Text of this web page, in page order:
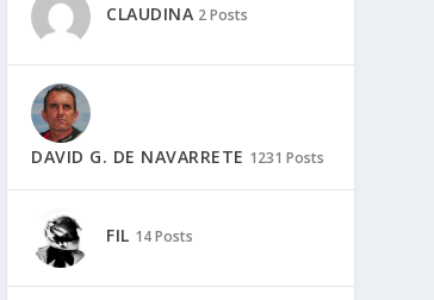
CLAUDINA 2 Posts
DAVID G. DE NAVARRETE 1231 Posts
FIL 14 Posts